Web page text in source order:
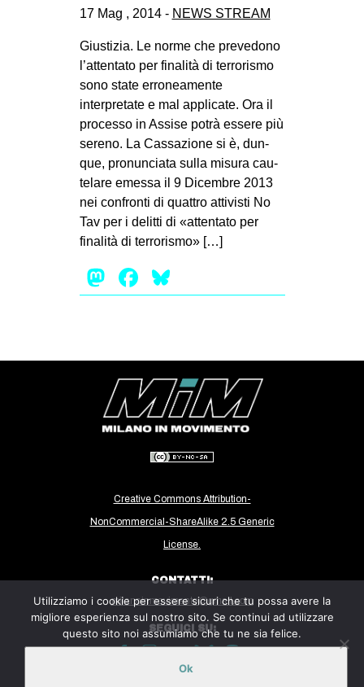
MANIFESTI
MUSICA
RECENSIONI
INTERNAZIONALE
AMERICHE
ESTREMO ORIENTE
MEDIO ORIENTE
in
Fb
tw
ms
17 Mag , 2014 - NEWS STREAM
Giustizia. Le norme che prevedono
l’attentato per finalità di terrorismo
sono state erroneamente
interpretate e mal applicate. Ora il
processo in Assise potrà essere più
sereno. La Cas­sa­zione si è, dun­
que, pro­nun­ciata sulla misura cau­
te­lare emessa il 9 Dicem­bre 2013
nei con­fronti di quat­tro atti­vi­sti No
Tav per i delitti di «atten­tato per
fina­lità di ter­ro­ri­smo» […]
Mastodon
Facebook
Creative Commons Attribution-
NonCommercial-ShareAlike 2.5 Generic
License.
CONTATTI:
milanoinmovimento@gmail.com
SEGUICI SU:
Utilizziamo i cookie per essere sicuri che tu possa avere la
migliore esperienza sul nostro sito. Se continui ad utilizzare
questo sito noi assumiamo che tu ne sia felice.
Ok